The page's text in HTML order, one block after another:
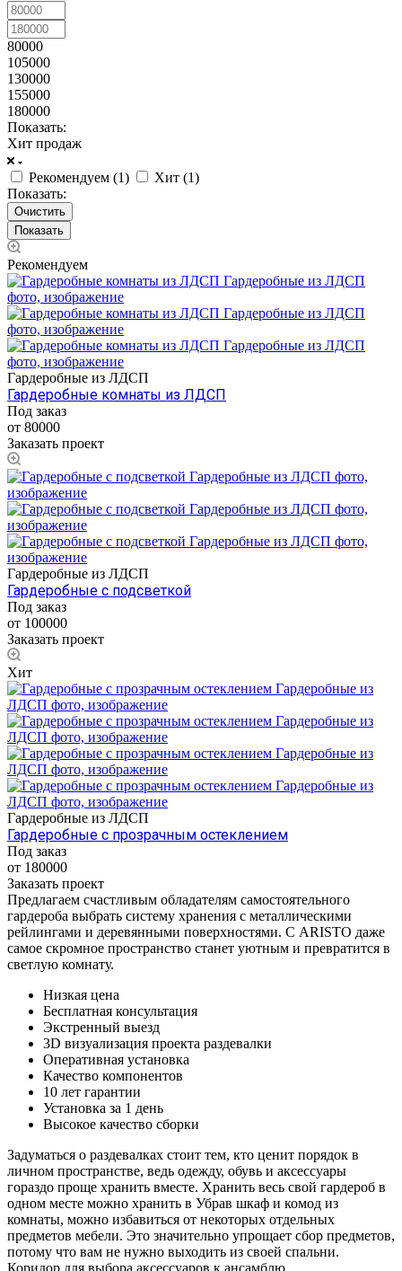
80000
105000
130000
155000
180000
Показать:
Хит продаж
Рекомендуем (1) Хит (1)
Показать:
Очистить
Рекомендуем
Гардеробные из ЛДСП
Гардеробные комнаты из ЛДСП
Под заказ
от 80000
Заказать проект
Гардеробные из ЛДСП
Гардеробные с подсветкой
Под заказ
от 100000
Заказать проект
Хит
Гардеробные из ЛДСП
Гардеробные с прозрачным остеклением
Под заказ
от 180000
Заказать проект
Предлагаем счастливым обладателям самостоятельного
гардероба выбрать систему хранения с металлическими
рейлингами и деревянными поверхностями. С ARISTO даже
самое скромное пространство станет уютным и превратится в
светлую комнату.
Низкая цена
Бесплатная консультация
Экстренный выезд
3D визуализация проекта раздевалки
Оперативная установка
Качество компонентов
10 лет гарантии
Установка за 1 день
Высокое качество сборки
Задуматься о раздевалках стоит тем, кто ценит порядок в
личном пространстве, ведь одежду, обувь и аксессуары
гораздо проще хранить вместе. Хранить весь свой гардероб в
одном месте можно хранить в Убрав шкаф и комод из
комнаты, можно избавиться от некоторых отдельных
предметов мебели. Это значительно упрощает сбор предметов,
потому что вам не нужно выходить из своей спальни.
Коридор для выбора аксессуаров к ансамблю.